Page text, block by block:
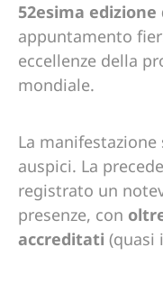
52esima
appuntamento
eccellenze della
mondiale.
La
auspici. La
registrato un
presenze, con
accreditati (quasi